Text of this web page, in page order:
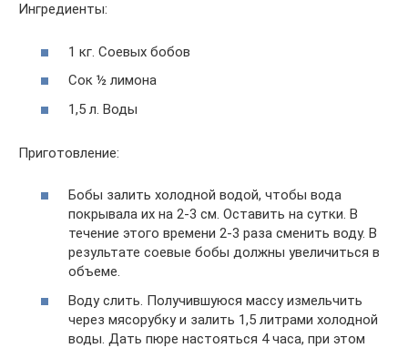
Ингредиенты:
1 кг. Соевых бобов
Сок ½ лимона
1,5 л. Воды
Приготовление:
Бобы залить холодной водой, чтобы вода
покрывала их на 2-3 см. Оставить на сутки. В
течение этого времени 2-3 раза сменить воду. В
результате соевые бобы должны увеличиться в
объеме.
Воду слить. Получившуюся массу измельчить
через мясорубку и залить 1,5 литрами холодной
воды. Дать пюре настояться 4 часа, при этом